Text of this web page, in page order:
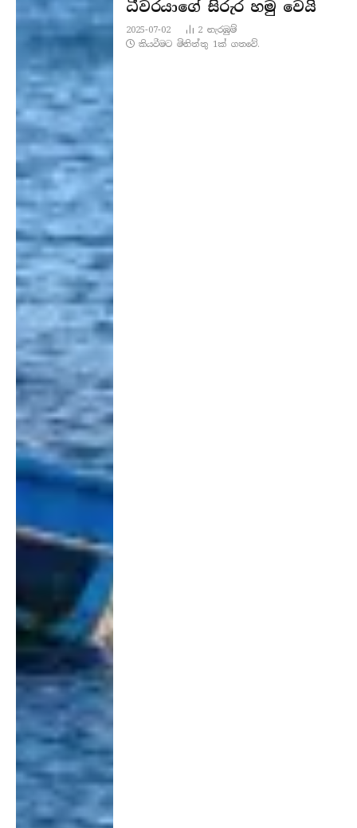
ධීවරයාගේ සිරුර හමු වෙයි
2025-07-02 2නැරඹු​ම්
කියවීමට මිනිත්තු 1ක් ගතවේ.